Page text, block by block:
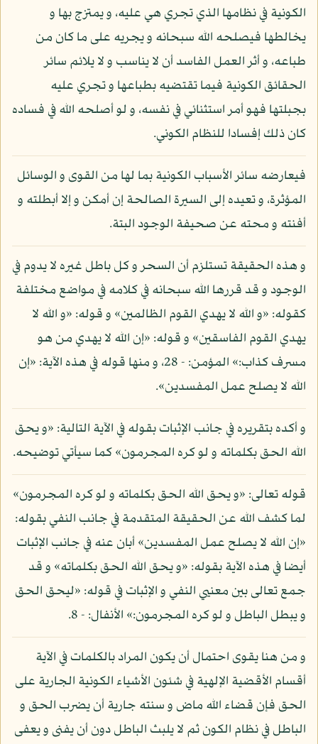
الكونية في نظامها الذي تجري هي عليه، و يمتزج بها و
يخالطها فيصلحه الله سبحانه و يجريه على ما كان من
طباعه، و أثر العمل الفاسد أن لا يناسب و لا يلائم سائر
الحقائق الكونية فيما تقتضيه بطباعها و تجري عليه
بجبلتها فهو أمر استثنائي في نفسه، و لو أصلحه الله في فساده
كان ذلك إفسادا للنظام الكوني.
فيعارضه سائر الأسباب الكونية بما لها من القوى و الوسائل
المؤثرة، و تعيده إلى السيرة الصالحة إن أمكن و إلا أبطلته و
أفنته و محته عن صحيفة الوجود البتة.
و هذه الحقيقة تستلزم أن السحر و كل باطل غيره لا يدوم في
الوجود و قد قررها الله سبحانه في كلامه في مواضع مختلفة
كقوله: «و الله لا يهدي القوم الظالمين» و قوله: «و الله لا
يهدي القوم الفاسقين» و قوله: «إن الله لا يهدي من هو
مسرف كذاب:» المؤمن: - 28، و منها قوله في هذه الآية: «إن
الله لا يصلح عمل المفسدين».
و أكده بتقريره في جانب الإثبات بقوله في الآية التالية: «و يحق
الله الحق بكلماته و لو كره المجرمون» كما سيأتي توضيحه.
قوله تعالى: «و يحق الله الحق بكلماته و لو كره المجرمون»
لما كشف الله عن الحقيقة المتقدمة في جانب النفي بقوله:
«إن الله لا يصلح عمل المفسدين» أبان عنه في جانب الإثبات
أيضا في هذه الآية بقوله: «و يحق الله الحق بكلماته» و قد
جمع تعالى بين معنيي النفي و الإثبات في قوله: «ليحق الحق
و يبطل الباطل و لو كره المجرمون:» الأنفال: - 8.
و من هنا يقوى احتمال أن يكون المراد بالكلمات في الآية
أقسام الأقضية الإلهية في شئون الأشياء الكونية الجارية على
الحق فإن قضاء الله ماض و سنته جارية أن يضرب الحق و
الباطل في نظام الكون ثم لا يلبث الباطل دون أن يفنى و يعفى